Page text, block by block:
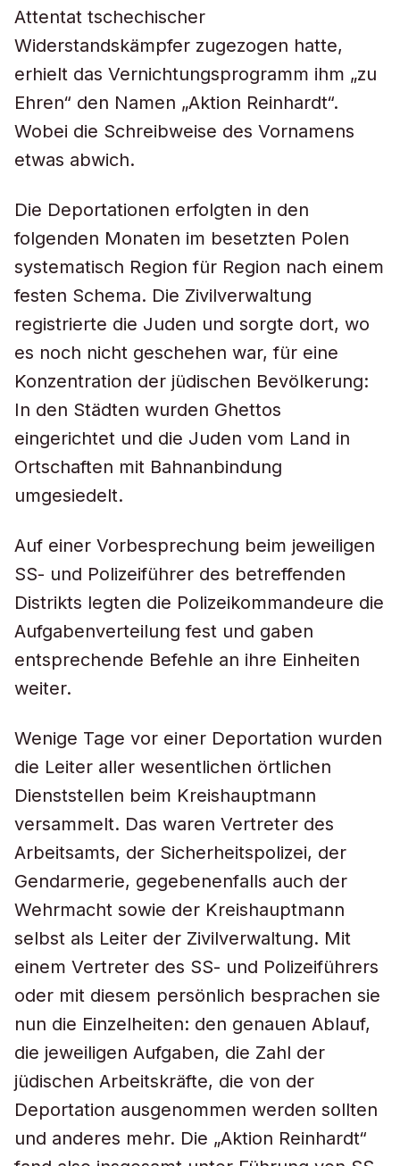
Attentat tschechischer
Widerstandskämpfer zugezogen hatte,
erhielt das Vernichtungsprogramm ihm „zu
Ehren“ den Namen „Aktion Reinhardt“.
Wobei die Schreibweise des Vornamens
etwas abwich.
Die Deportationen erfolgten in den
folgenden Monaten im besetzten Polen
systematisch Region für Region nach einem
festen Schema. Die Zivilverwaltung
registrierte die Juden und sorgte dort, wo
es noch nicht geschehen war, für eine
Konzentration der jüdischen Bevölkerung:
In den Städten wurden Ghettos
eingerichtet und die Juden vom Land in
Ortschaften mit Bahnanbindung
umgesiedelt.
Auf einer Vorbesprechung beim jeweiligen
SS- und Polizeiführer des betreffenden
Distrikts legten die Polizeikommandeure die
Aufgabenverteilung fest und gaben
entsprechende Befehle an ihre Einheiten
weiter.
Wenige Tage vor einer Deportation wurden
die Leiter aller wesentlichen örtlichen
Dienststellen beim Kreishauptmann
versammelt. Das waren Vertreter des
Arbeitsamts, der Sicherheitspolizei, der
Gendarmerie, gegebenenfalls auch der
Wehrmacht sowie der Kreishauptmann
selbst als Leiter der Zivilverwaltung. Mit
einem Vertreter des SS- und Polizeiführers
oder mit diesem persönlich besprachen sie
nun die Einzelheiten: den genauen Ablauf,
die jeweiligen Aufgaben, die Zahl der
jüdischen Arbeitskräfte, die von der
Deportation ausgenommen werden sollten
und anderes mehr. Die „Aktion Reinhardt“